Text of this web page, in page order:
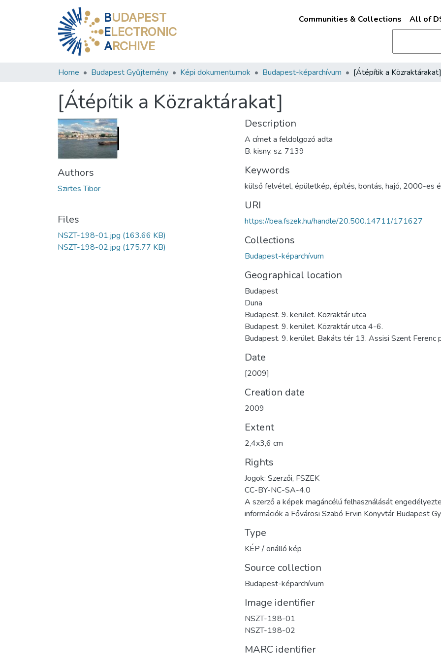
BUDAPEST
ELECTRONIC
ARCHIVE
Communities & Collections All of
Home Budapest Gyűjtemény Képi dokumentumok Budapest-képarchívum [Átépítik a Közraktárakat]
[Átépítik a Közraktárakat]
Authors
Szirtes Tibor
Files
NSZT-198-01.jpg (163.66 KB)
NSZT-198-02.jpg (175.77 KB)
Description
A címet a feldolgozó adta
B. kisny. sz. 7139
Keywords
külső felvétel, épületkép, építés, bontás, hajó, 2000-es
URI
https://bea.fszek.hu/handle/20.500.14711/171627
Collections
Budapest-képarchívum
Geographical location
Budapest
Duna
Budapest. 9. kerület. Közraktár utca
Budapest. 9. kerület. Közraktár utca 4-6.
Budapest. 9. kerület. Bakáts tér 13. Assisi Szent Ferenc
Date
[2009]
Creation date
2009
Extent
2,4x3,6 cm
Rights
Jogok: Szerzői, FSZEK
CC-BY-NC-SA-4.0
A szerző a képek magáncélú felhasználását
információk a Fővárosi Szabó Ervin Könyvtár Budapest
Type
KÉP / önálló kép
Source collection
Budapest-képarchívum
Image identifier
NSZT-198-01
NSZT-198-02
MARC identifier